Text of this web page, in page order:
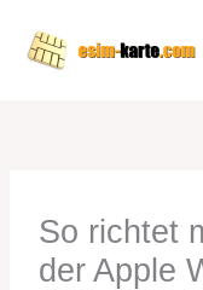
Inhalt
So richtet
der Apple